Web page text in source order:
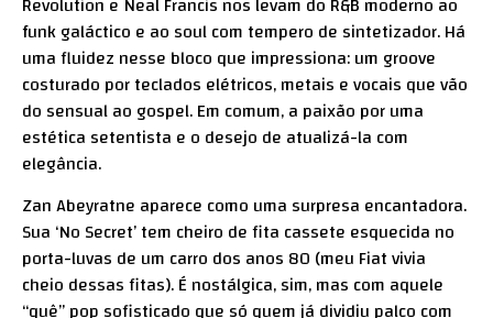
funk galáctico e ao soul com tempero de sintetizador. Há
uma fluidez nesse bloco que impressiona: um groove
costurado por teclados elétricos, metais e vocais que vão
do sensual ao gospel. Em comum, a paixão por uma
estética setentista e o desejo de atualizá-la com
elegância.
Zan Abeyratne aparece como uma surpresa encantadora.
Sua ‘No Secret’ tem cheiro de fita cassete esquecida no
porta-luvas de um carro dos anos 80 (meu Fiat vivia
cheio dessas fitas). É nostálgica, sim, mas com aquele
“quê” pop sofisticado que só quem já dividiu palco com